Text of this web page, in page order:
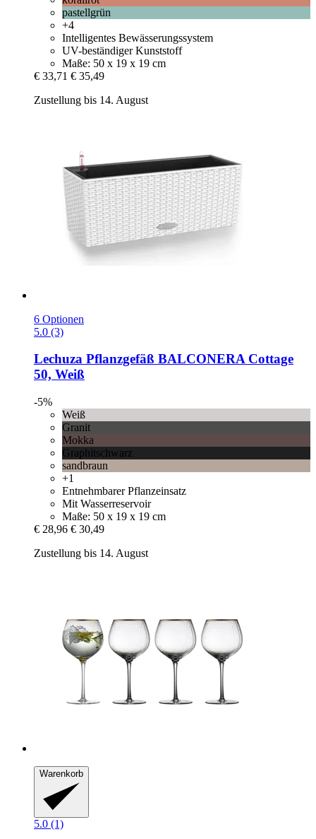
pastellgrün
+4
Intelligentes Bewässerungssystem
UV-beständiger Kunststoff
Maße: 50 x 19 x 19 cm
€ 33,71 € 35,49
Zustellung bis 14. August
6 Optionen
5.0 (3)
Lechuza Pflanzgefäß BALCONERA Cottage
50, Weiß
-5%
Weiß
Granit
Mokka
Graphitschwarz
sandbraun
+1
Entnehmbarer Pflanzeinsatz
Mit Wasserreservoir
Maße: 50 x 19 x 19 cm
€ 28,96 € 30,49
Zustellung bis 14. August
Warenkorb
5.0 (1)